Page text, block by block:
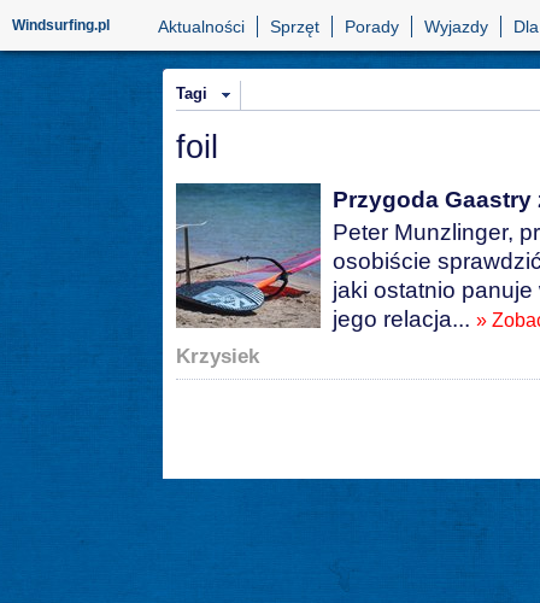
Windsurfing.pl Aktualności Sprzęt Porady Wyjazdy
Tagi
foil
Przygoda Gaastry
Peter Munzlinger,
osobiście
jaki ostatnio panuje
jego relacja... »
Krzysiek